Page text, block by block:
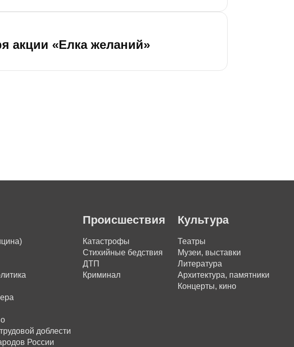
акции «Елка желаний»
доблести
России
Происшествия
Катастрофы
Стихийные бедствия
ДТП
Криминал
Культура
Театры
Музеи, выставки
Литература
Архитектура, памятники
Концерты, кино